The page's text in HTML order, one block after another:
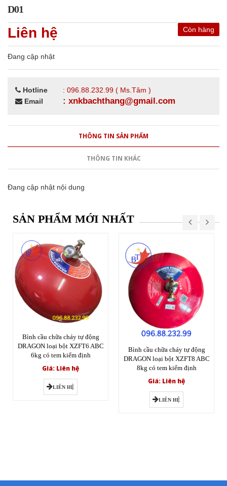
D01
Còn hàng
Liên hệ
Đang cập nhật
Hotline
: 096.88.232.99 ( Ms.Tâm )
Email
: xnkbachthang@gmail.com
THÔNG TIN SẢN PHẨM
THÔNG TIN KHÁC
Đang cập nhật nội dung
SẢN PHẨM MỚI NHẤT
Bình cầu chữa cháy tự động
DRAGON loại bột XZFT6 ABC
6kg có tem kiểm định
Giá: Liên hệ
LIÊN HỆ
Bình cầu chữa cháy tự động
DRAGON loại bột XZFT8 ABC
8kg có tem kiểm định
Giá: Liên hệ
LIÊN HỆ